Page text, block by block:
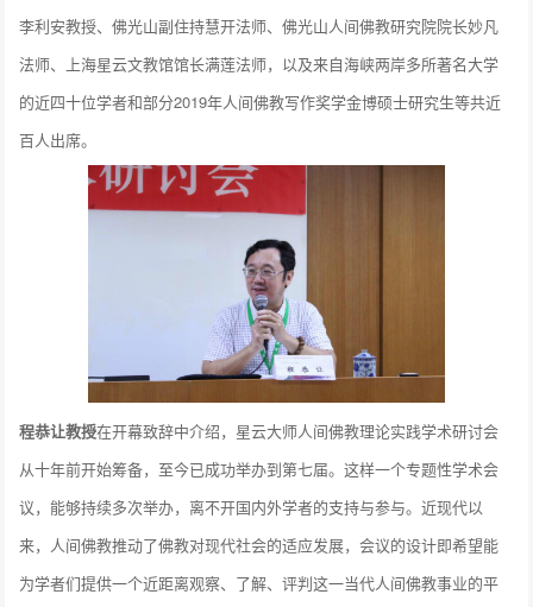
李利安教授、佛光山副住持慧开法师、佛光山人间佛教研究院院长妙凡
法师、上海星云文教馆馆长满莲法师，以及来自海峡两岸多所著名大学
的近四十位学者和部分2019年人间佛教写作奖学金博硕士研究生等共近
百人出席。
程恭让教授在开幕致辞中介绍，星云大师人间佛教理论实践学术研讨会
从十年前开始筹备，至今已成功举办到第七届。这样一个专题性学术会
议，能够持续多次举办，离不开国内外学者的支持与参与。近现代以
来，人间佛教推动了佛教对现代社会的适应发展，会议的设计即希望能
为学者们提供一个近距离观察、了解、评判这一当代人间佛教事业的平